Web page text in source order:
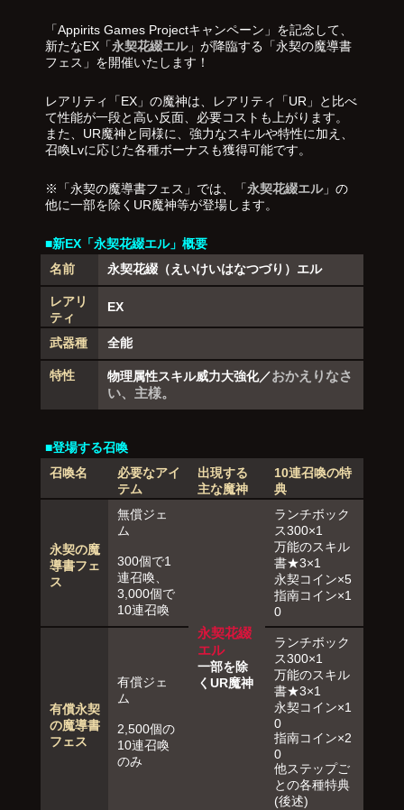
「Appirits Games Projectキャンペーン」を記念して、
新たなEX「永契花綴エル」が降臨する「永契の魔導書
フェス」を開催いたします！
レアリティ「EX」の魔神は、レアリティ「UR」と比べ
て性能が一段と高い反面、必要コストも上がります。
また、UR魔神と同様に、強力なスキルや特性に加え、
召喚Lvに応じた各種ボーナスも獲得可能です。
※「永契の魔導書フェス」では、「永契花綴エル」の
他に一部を除くUR魔神等が登場します。
■新EX「永契花綴エル」概要
名前
永契花綴（えいけいはなつづり）エル
レアリ
ティ
EX
武器種 全能
特性 物理属性スキル威力大強化／おかえりなさ
い、主様。
■登場する召喚
召喚名
必要なアイ
テム
出現する
主な魔神
10連召喚の特
典
永契の魔
導書フェ
ス
無償ジェ
ム
300個で1
連召喚、
3,000個で
10連召喚
永契花綴
エル
一部を除
くUR魔神
ランチボック
ス300×1
万能のスキル
書★3×1
永契コイン×5
指南コイン×1
0
有償永契
の魔導書
フェス
有償ジェ
ム
2,500個の
10連召喚
のみ
ランチボック
ス300×1
万能のスキル
書★3×1
永契コイン×1
0
指南コイン×2
0
他ステップご
との各種特典
(後述)